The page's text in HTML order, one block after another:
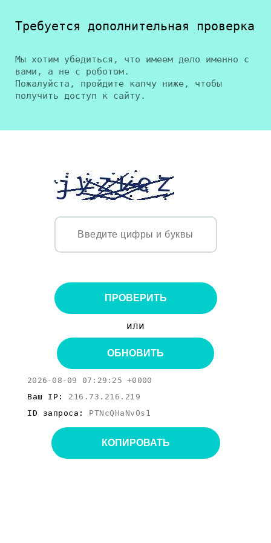
Требуется дополнительная проверка
Мы хотим убедиться, что имеем дело именно с
вами, а не с роботом.
Пожалуйста, пройдите капчу ниже, чтобы
получить доступ к сайту.
ПРОВЕРИТЬ
или
ОБНОВИТЬ
2026-08-09 07:29:25 +0000
Ваш IP: 216.73.216.219
ID запроса: PTNcQHaNvOs1
КОПИРОВАТЬ